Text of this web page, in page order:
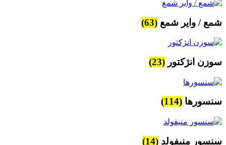
شمع / وایر شمع (63)
سوزن انژکتور (23)
سنسورها (114)
سنسور منیفولد (14)